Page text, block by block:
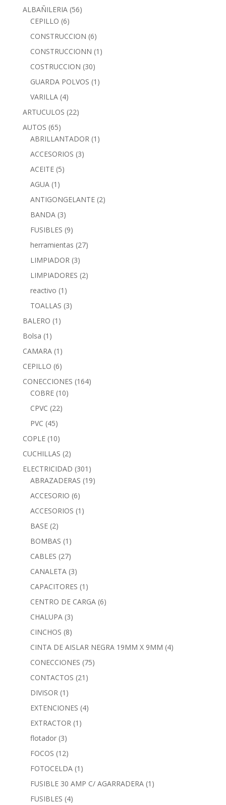
ALBAÑILERIA (56)
CEPILLO (6)
CONSTRUCCION (6)
CONSTRUCCIONN (1)
COSTRUCCION (30)
GUARDA POLVOS (1)
VARILLA (4)
ARTUCULOS (22)
AUTOS (65)
ABRILLANTADOR (1)
ACCESORIOS (3)
ACEITE (5)
AGUA (1)
ANTIGONGELANTE (2)
BANDA (3)
FUSIBLES (9)
herramientas (27)
LIMPIADOR (3)
LIMPIADORES (2)
reactivo (1)
TOALLAS (3)
BALERO (1)
Bolsa (1)
CAMARA (1)
CEPILLO (6)
CONECCIONES (164)
COBRE (10)
CPVC (22)
PVC (45)
COPLE (10)
CUCHILLAS (2)
ELECTRICIDAD (301)
ABRAZADERAS (19)
ACCESORIO (6)
ACCESORIOS (1)
BASE (2)
BOMBAS (1)
CABLES (27)
CANALETA (3)
CAPACITORES (1)
CENTRO DE CARGA (6)
CHALUPA (3)
CINCHOS (8)
CINTA DE AISLAR NEGRA 19MM X 9MM (4)
CONECCIONES (75)
CONTACTOS (21)
DIVISOR (1)
EXTENCIONES (4)
EXTRACTOR (1)
flotador (3)
FOCOS (12)
FOTOCELDA (1)
FUSIBLE 30 AMP C/ AGARRADERA (1)
FUSIBLES (4)